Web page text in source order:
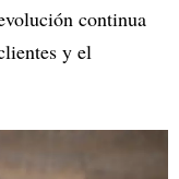
continua
y el